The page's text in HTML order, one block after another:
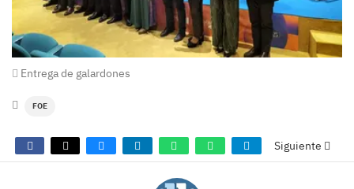
Entrega de galardones
FOE
Siguiente